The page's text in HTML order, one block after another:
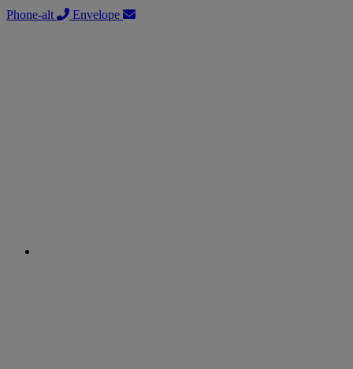
Phone-alt Envelope